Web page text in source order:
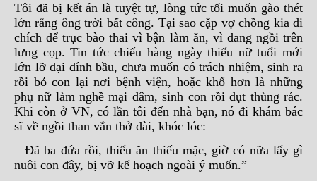
Tôi đã bị kết án là tuyệt tự, lòng tức tối muốn gào thét
lớn rằng ông trời bất công. Tại sao cặp vợ chồng kia đi
chích để trục bào thai vì bận làm ăn, vì đang ngồi trên
lưng cọp. Tin tức chiếu hàng ngày thiếu nữ tuổi mới
lớn lỡ dại dính bầu, chưa muốn có trách nhiệm, sinh ra
rồi bỏ con lại nơi bệnh viện, hoặc khổ hơn là những
phụ nữ làm nghề mại dâm, sinh con rồi dụt thùng rác.
Khi còn ở VN, có lần tôi đến nhà bạn, nó đi khám bác
sĩ về ngồi than vắn thở dài, khóc lóc:
– Đã ba đứa rồi, thiếu ăn thiếu mặc, giờ có nữa lấy gì
nuôi con đây, bị vỡ kế hoạch ngoài ý muốn.”